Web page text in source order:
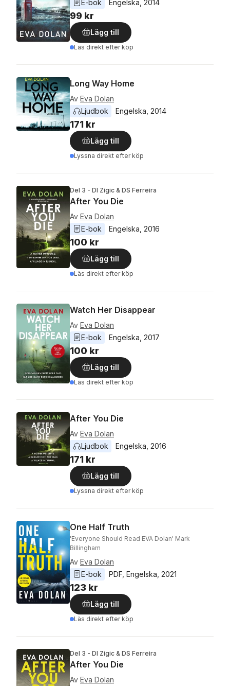
E-bok
Engelska 2014
99 kr
Lägg till
Läs direkt efter köp
Long Way Home
Av Eva Dolan
Ljudbok
Engelska 2014
171 kr
Lägg till
Lyssna direkt efter köp
Del 3 - DI Zigic & DS Ferreira
After You Die
Av Eva Dolan
E-bok
Engelska 2016
100 kr
Lägg till
Läs direkt efter köp
Watch Her Disappear
Av Eva Dolan
E-bok
Engelska 2017
100 kr
Lägg till
Läs direkt efter köp
After You Die
Av Eva Dolan
Ljudbok
Engelska 2016
171 kr
Lägg till
Lyssna direkt efter köp
One Half Truth
'Everyone Should Read EVA Dolan' Mark
Billingham
Av Eva Dolan
E-bok
PDF Engelska 2021
123 kr
Lägg till
Läs direkt efter köp
Del 3 - DI Zigic & DS Ferreira
After You Die
Av Eva Dolan